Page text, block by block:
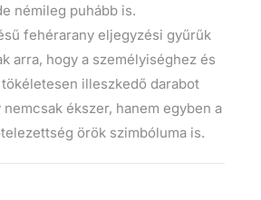
némileg puhább is.
fehérarany eljegyzési gyűrűk
arra, hogy a személyiséghez és
illeszkedő darabot
ékszer, hanem egyben a
örök szimbóluma is.